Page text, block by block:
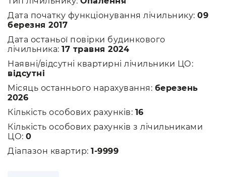
Дата початку функціонування лічильнику: 09
березня 2017
Дата останьої повірки будинкового
лічильника: 17 травня 2024
Наявні/відсутні квартирні лічильники ЦО:
відсутні
Місяць останнього нарахування: березень
2026
Кількість особових рахунків: 16
Кількість особових рахунків з лічильниками
ЦО: 0
Діапазон квартир: 1-9999